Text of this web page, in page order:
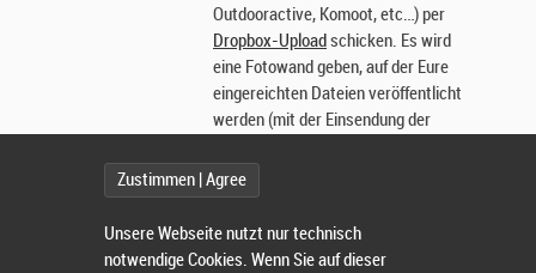
Outdooractive, Komoot, etc…) per
Dropbox-Upload schicken. Es wird
eine Fotowand geben, auf der Eure
eingereichten Dateien veröffentlicht
werden (mit der Einsendung der
Veröffentlichung in der Fotowand).
Der Link zum Hochladen erfolgt per
Mail in den Tagen vor der Aktion.
Auszeichnungen:
Auf beiden Strecken werden die fünf
Zustimmen | Agree
Unsere Webseite nutzt nur technisch
notwendige Cookies. Wenn Sie auf dieser